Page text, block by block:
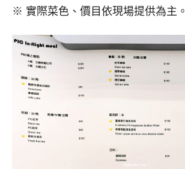
※ 實際菜色、價目依現場提供為主。